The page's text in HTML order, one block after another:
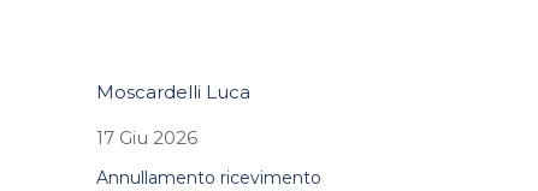
Moscardelli Luca
17 Giu 2026
Annullamento ricevimento